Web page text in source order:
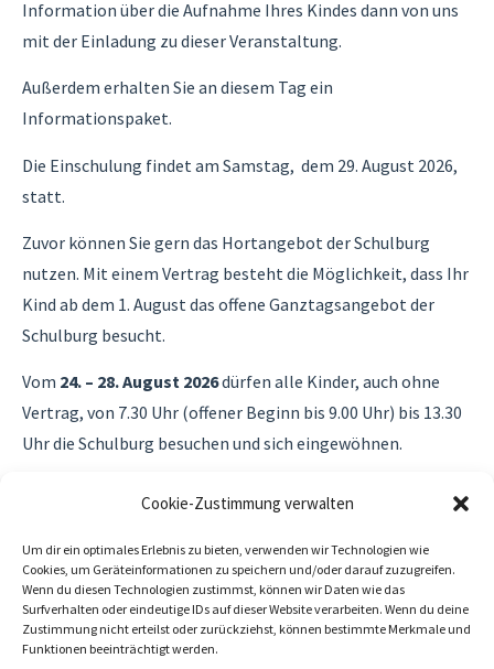
Cookie-Zustimmung verwalten
Um dir ein optimales Erlebnis zu bieten, verwenden wir Technologien wie
Cookies, um Geräteinformationen zu speichern und/oder darauf zuzugreifen.
Wenn du diesen Technologien zustimmst, können wir Daten wie das
Surfverhalten oder eindeutige IDs auf dieser Website verarbeiten. Wenn du deine
Zustimmung nicht erteilst oder zurückziehst, können bestimmte Merkmale und
Funktionen beeinträchtigt werden.
Information über die Aufnahme Ihres Kindes dann von uns
mit der Einladung zu dieser Veranstaltung.
Außerdem erhalten Sie an diesem Tag ein
Informationspaket.
Die Einschulung findet am Samstag, dem 29. August 2026,
statt.
Zuvor können Sie gern das Hortangebot der Schulburg
nutzen. Mit einem Vertrag besteht die Möglichkeit, dass Ihr
Kind ab dem 1. August das offene Ganztagsangebot der
Schulburg besucht.
Vom 24. – 28. August 2026dürfen alle Kinder, auch ohne
Vertrag, von 7.30 Uhr (offener Beginn bis 9.00 Uhr) bis 13.30
Uhr die Schulburg besuchen und sich eingewöhnen.
Ihre Constanze Moritz (Leiterin Schulburg) und Ihr Olaf
Garbe (Schulleiter)